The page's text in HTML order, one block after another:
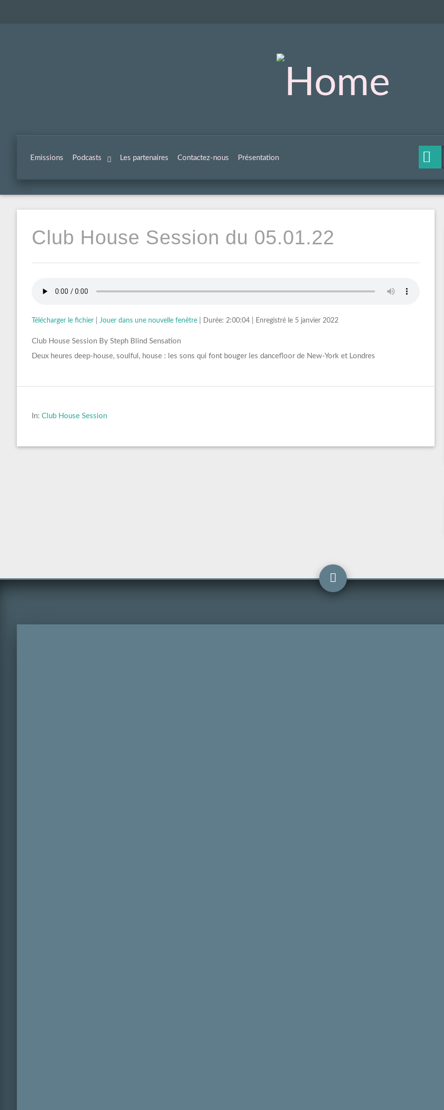
Emissions Podcasts Les partenaires Contactez-nous Présentation
Club House Session du 05.01.22
Télécharger le fichier| Jouer dans une nouvelle fenêtre| Durée: 2:00:04| Enregistré le 5 janvier 2022
Club House Session By Steph Blind Sensation
Deux heures deep-house, soulful, house : les sons qui font bouger les dancefloor de New-York et Londres
In: Club House Session